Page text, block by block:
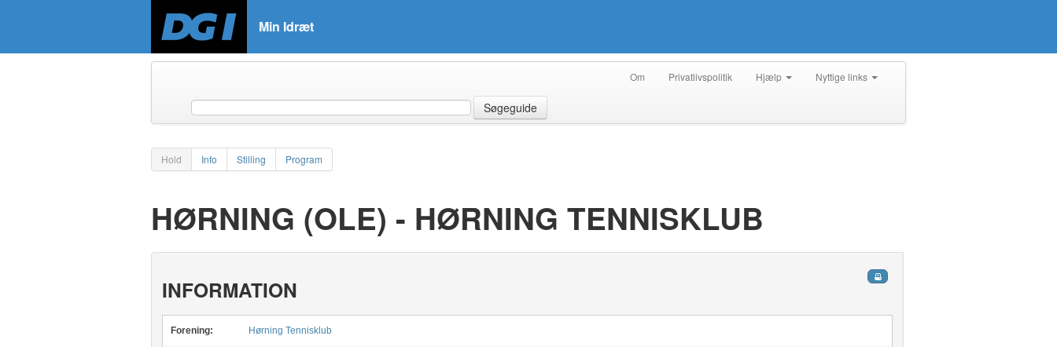
Min Idræt
Om Privatlivspolitik Hjælp Nyttige links
Søgeguide
Hold Info Stilling Program
HØRNING (OLE) - HØRNING TENNISKLUB
INFORMATION
Forening: Hørning Tennisklub